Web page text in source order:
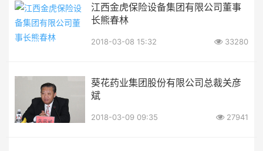
江西金虎保险设备集团有限公司董事
长熊春林
2018-03-08 15:32 33280
葵花药业集团股份有限公司总裁关彦
斌
2018-03-09 09:35 27941